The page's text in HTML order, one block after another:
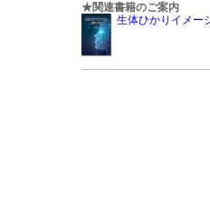
★関連書籍のご案内
生体ひかりイメー